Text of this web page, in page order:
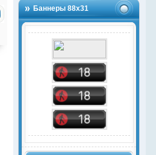
Баннеры 88х31